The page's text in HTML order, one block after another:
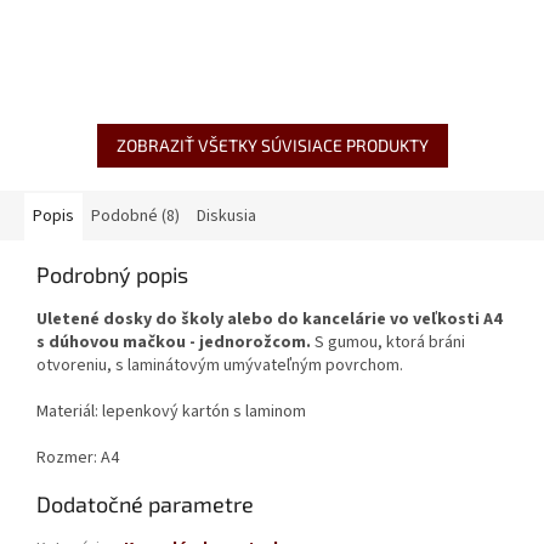
ZOBRAZIŤ VŠETKY SÚVISIACE PRODUKTY
Popis Podobné (8) Diskusia
Podrobný popis
Uletené dosky do školy alebo do kancelárie vo veľkosti A4
s dúhovou mačkou - jednorožcom. S gumou, ktorá bráni
otvoreniu, s laminátovým umývateľným povrchom.
Materiál: lepenkový kartón s laminom
Rozmer: A4
Dodatočné parametre